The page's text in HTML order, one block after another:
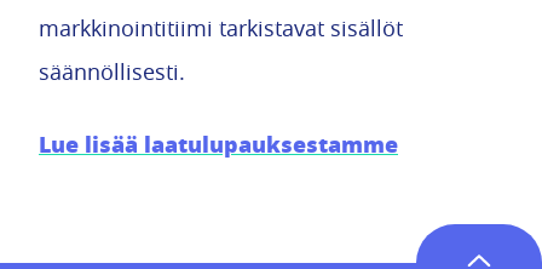
markkinointitiimi tarkistavat sisällöt
säännöllisesti.
Lue lisää laatulupauksestamme